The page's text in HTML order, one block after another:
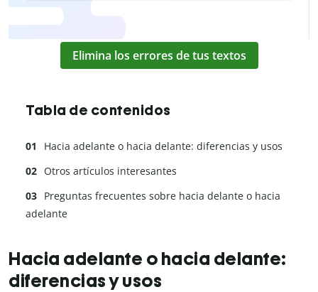
Elimina los errores de tus textos
Tabla de contenidos
Hacia adelante o hacia delante: diferencias y usos
Otros artículos interesantes
Preguntas frecuentes sobre hacia delante o hacia
adelante
Hacia adelante o hacia delante:
diferencias y usos